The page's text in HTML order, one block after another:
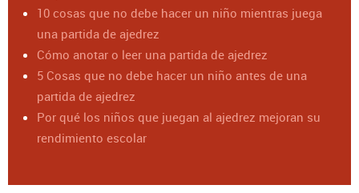
10 cosas que no debe hacer un niño mientras juega
una partida de ajedrez
Cómo anotar o leer una partida de ajedrez
5 Cosas que no debe hacer un niño antes de una
partida de ajedrez
Por qué los niños que juegan al ajedrez mejoran su
rendimiento escolar